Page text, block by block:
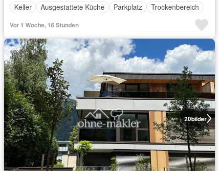
Keller Ausgestattete Küche Parkplatz Trockenbereich
Vor 1 Woche, 16 Stunden
20bilder